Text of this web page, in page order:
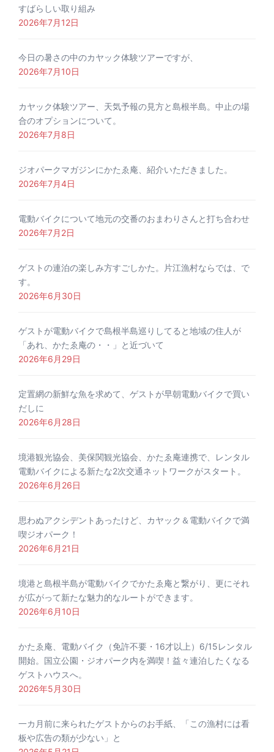
すばらしい取り組み
2026年7月12日
今日の暑さの中のカヤック体験ツアーですが、
2026年7月10日
カヤック体験ツアー、天気予報の見方と島根半島。中止の場
合のオプションについて。
2026年7月8日
ジオパークマガジンにかたゑ庵、紹介いただきました。
2026年7月4日
電動バイクについて地元の交番のおまわりさんと打ち合わせ
2026年7月2日
ゲストの連泊の楽しみ方すごしかた。片江漁村ならでは、で
す。
2026年6月30日
ゲストが電動バイクで島根半島巡りしてると地域の住人が
「あれ、かたゑ庵の・・」と近づいて
2026年6月29日
定置網の新鮮な魚を求めて、ゲストが早朝電動バイクで買い
だしに
2026年6月28日
境港観光協会、美保関観光協会、かたゑ庵連携で、レンタル
電動バイクによる新たな2次交通ネットワークがスタート。
2026年6月26日
思わぬアクシデントあったけど、カヤック＆電動バイクで満
喫ジオパーク！
2026年6月21日
境港と島根半島が電動バイクでかたゑ庵と繋がり、更にそれ
が広がって新たな魅力的なルートができます。
2026年6月10日
かたゑ庵、電動バイク（免許不要・16才以上）6/15レンタル
開始。国立公園・ジオパーク内を満喫！益々連泊したくなる
ゲストハウスへ。
2026年5月30日
一カ月前に来られたゲストからのお手紙、「この漁村には看
板や広告の類が少ない」と